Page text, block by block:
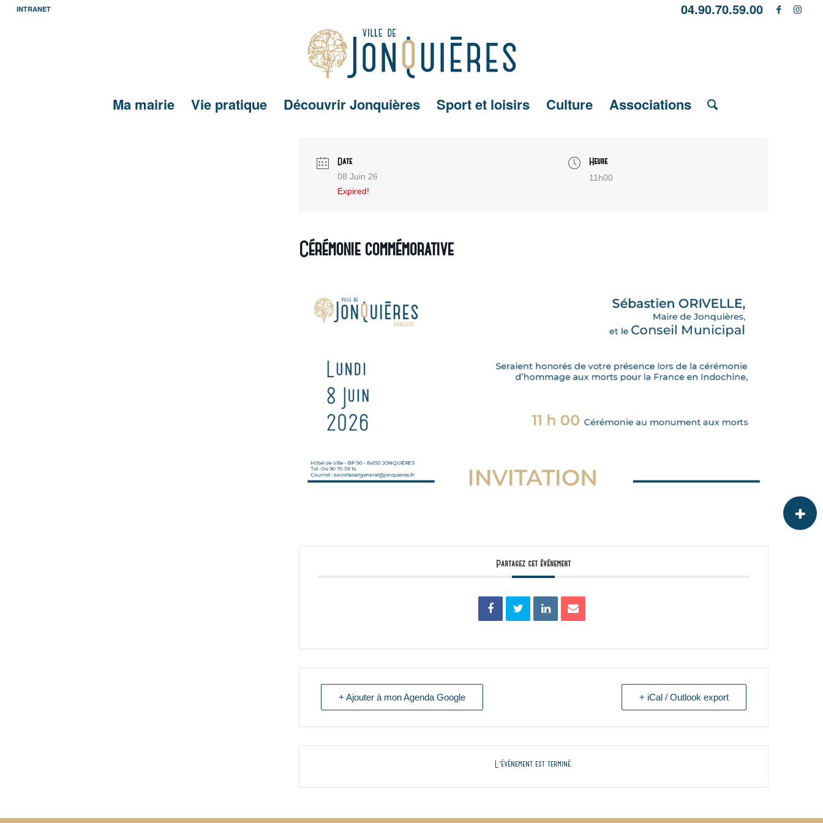
INTRANET 04.90.70.59.00
Ma mairie Vie pratique Découvrir Jonquières Sport et loisirs Culture Associations
Date
08 Juin 26
Expired!
Heure
11h00
Cérémonie commémorative
Partagez cet événement
+ Ajouter à mon Agenda Google + iCal / Outlook export
L'événement est terminé.